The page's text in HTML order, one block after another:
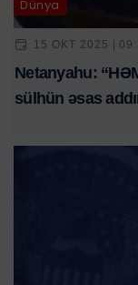
Dünya
15 OKT 2025 |
Netanyahu:
sülhün əsas